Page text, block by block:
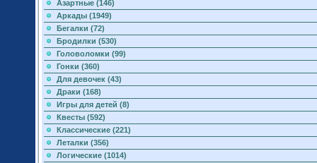
Азартные (146)
Аркады (1949)
Бегалки (72)
Бродилки (530)
Головоломки (99)
Гонки (360)
Для девочек (43)
Драки (168)
Игры для детей (8)
Квесты (592)
Классические (221)
Леталки (356)
Логические (1014)